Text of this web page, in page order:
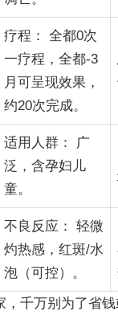
疗程： 全都0次
一疗程，全都-3
月可呈现效果，
约20次完成。
适用人群： 广
泛，含孕妇儿
童。
不良反应： 轻微
灼热感，红斑/水
泡（可控）。
，千万别为了省